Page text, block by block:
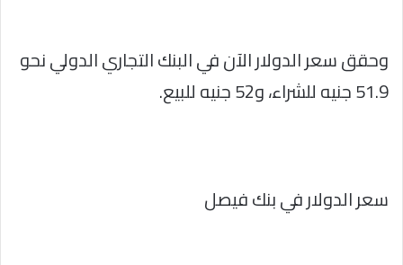
وحقق سعر الدولار الآن في البنك التجاري الدولي نحو
51.9 جنيه للشراء، و52 جنيه للبيع.
سعر الدولار في بنك فيصل